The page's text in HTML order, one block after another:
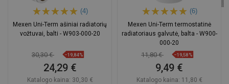
(4)
Mexen Uni-Term ašiniai radiatorių
vožtuvai, balti - W903-000-20
30,30 € −19,84%
24,29 €
Katalogo kaina: 30,30 €
(6)
Mexen Uni-Term termostatinė
radiatoriaus galvutė, balta - W900-
000-20
11,80 € −19,58%
9,49 €
Katalogo kaina: 11,80 €